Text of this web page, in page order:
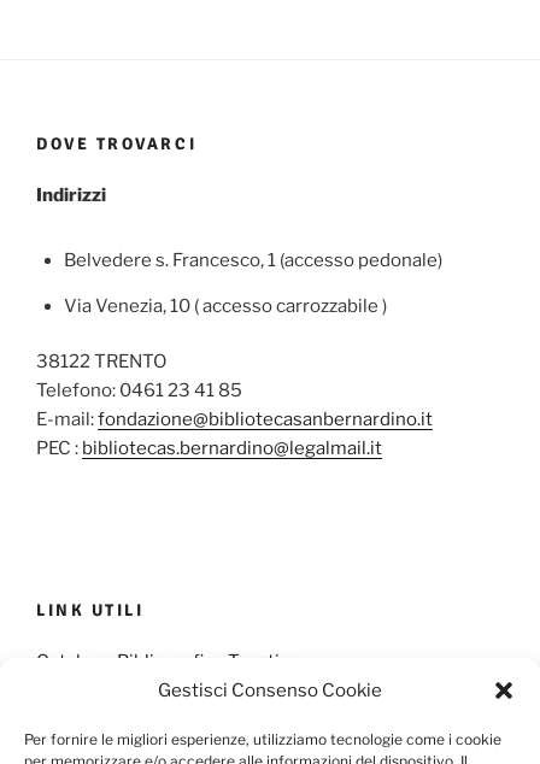
Gestisci Consenso Cookie
Per fornire le migliori esperienze, utilizziamo tecnologie come i cookie
DOVE TROVARCI
Indirizzi
Belvedere s. Francesco, 1 (accesso pedonale)
Via Venezia, 10 ( accesso carrozzabile )
38122 TRENTO
Telefono: 0461 23 41 85
E-mail:fondazione@bibliotecasanbernardino.it
PEC : bibliotecas.bernardino@legalmail.it
LINK UTILI
Catalogo Bibliografico Trentino